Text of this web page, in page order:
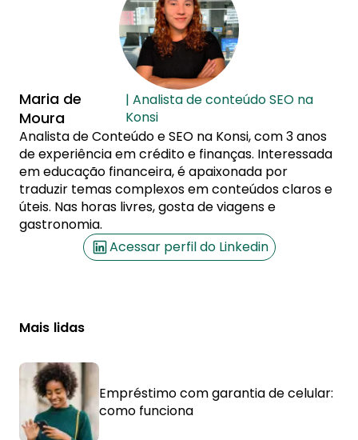
Maria de
Moura
| Analista de conteúdo SEO na
Konsi
Analista de Conteúdo e SEO na Konsi, com 3 anos
de experiência em crédito e finanças. Interessada
em educação financeira, é apaixonada por
traduzir temas complexos em conteúdos claros e
úteis. Nas horas livres, gosta de viagens e
gastronomia.
Acessar perfil do Linkedin
Mais lidas
Empréstimo com garantia de celular:
como funciona